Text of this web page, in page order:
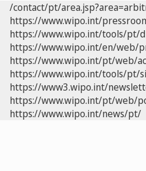
/contact/pt/
https://www.wipo.int/
https://www.wipo.int/tools/pt/
https://www.wipo.int/en/web/
https://www.wipo.int/pt/web/
https://www.wipo.int/tools/pt/
https://www3.wipo.int/
https://www.wipo.int/pt/web/
https://www.wipo.int/news/pt/